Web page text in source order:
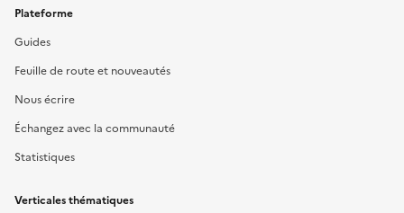
Plateforme
Guides
Feuille de route et nouveautés
Nous écrire
Échangez avec la communauté
Statistiques
Verticales thématiques